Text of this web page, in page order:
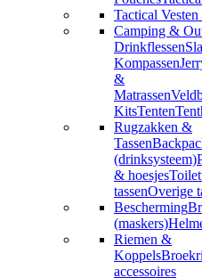
Tactical
Camping &
Drinkflessen
Kompassen
&
Matrassen
KitsTenten
Rugzakken &
Tassen
(drinksysteem)
& hoesjes
tassenOverige
Bescherming
(maskers)
Riemen &
Koppels
accessoires